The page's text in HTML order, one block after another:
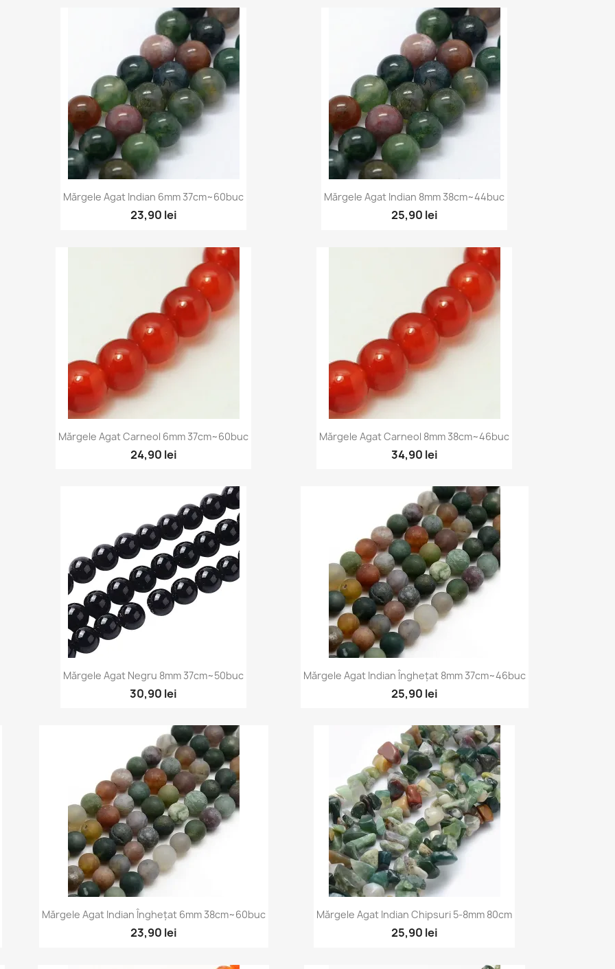
Vizualizare rapidă
Mărgele Agat Indian 6mm 37cm~60buc
23,90 lei
Vizualizare rapidă
Mărgele Agat Indian 8mm 38cm~44buc
25,90 lei
Vizualizare rapidă
Mărgele Agat Carneol 6mm 37cm~60buc
24,90 lei
Vizualizare rapidă
Mărgele Agat Carneol 8mm 38cm~46buc
34,90 lei
Vizualizare rapidă
Mărgele Agat Negru 8mm 37cm~50buc
30,90 lei
Vizualizare rapidă
Mărgele Agat Indian Înghețat 8mm 37cm~46buc
25,90 lei
Vizualizare rapidă
Mărgele Agat Indian Înghețat 6mm 38cm~60buc
23,90 lei
Vizualizare rapidă
Mărgele Agat Indian Chipsuri 5-8mm 80cm
25,90 lei